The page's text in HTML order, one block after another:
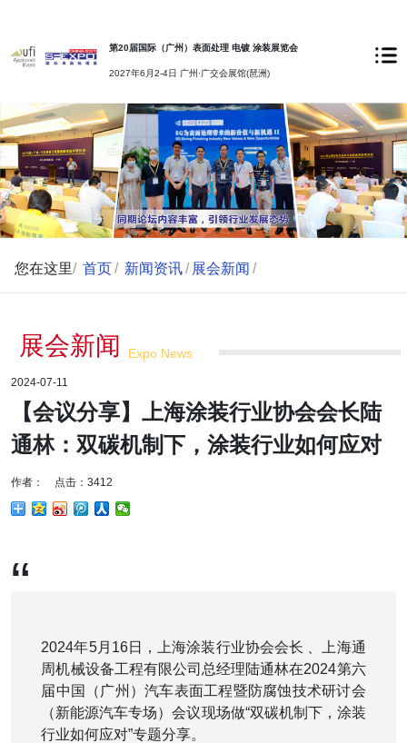
第20届国际（广州）表面处理 电镀 涂装展览会
2027年6月2-4日 广州·广交会展馆(琶洲)
您在这里/ 首页 / 新闻资讯 / 展会新闻 /
展会新闻 Expo News
2024-07-11
【会议分享】上海涂装行业协会会长陆
通林：双碳机制下，涂装行业如何应对
作者： 点击：3412
“
2024年5月16日，上海涂装行业协会会长 、上海通
周机械设备工程有限公司总经理陆通林在2024第六
届中国（广州）汽车表面工程暨防腐蚀技术研讨会
（新能源汽车专场）会议现场做“双碳机制下，涂装
行业如何应对”专题分享。